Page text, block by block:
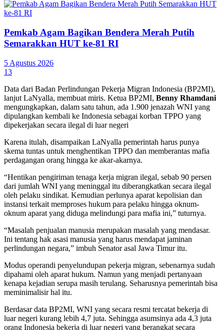
Pemkab Agam Bagikan Bendera Merah Putih
Semarakkan HUT ke-81 RI
5 Agustus 2026
13
Data dari Badan Perlindungan Pekerja Migran Indonesia (BP2MI),
lanjut LaNyalla, membuat miris. Ketua BP2MI, Benny Rhamdani
mengungkapkan, dalam satu tahun, ada 1.900 jenazah WNI yang
dipulangkan kembali ke Indonesia sebagai korban TPPO yang
dipekerjakan secara ilegal di luar negeri
Karena itulah, disampaikan LaNyalla pemerintah harus punya
skema tuntas untuk menghentikan TPPO dan memberantas mafia
perdagangan orang hingga ke akar-akarnya.
“Hentikan pengiriman tenaga kerja migran ilegal, sebab 90 persen
dari jumlah WNI yang meninggal itu diberangkatkan secara ilegal
oleh pelaku sindikat. Kemudian perlunya aparat kepolisian dan
instansi terkait memproses hukum para pelaku hingga oknum-
oknum aparat yang diduga melindungi para mafia ini,” tuturnya.
“Masalah penjualan manusia merupakan masalah yang mendasar.
Ini tentang hak asasi manusia yang harus mendapat jaminan
perlindungan negara,” imbuh Senator asal Jawa Timur itu.
Modus operandi penyelundupan pekerja migran, sebenarnya sudah
dipahami oleh aparat hukum. Namun yang menjadi pertanyaan
kenapa kejadian serupa masih terulang. Seharusnya pemerintah bisa
meminimalisir hal itu.
Berdasar data BP2MI, WNI yang secara resmi tercatat bekerja di
luar negeri kurang lebih 4,7 juta. Sehingga asumsinya ada 4,3 juta
orang Indonesia bekerja di luar negeri yang berangkat secara